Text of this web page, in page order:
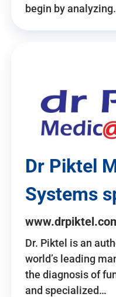
begin by
Dr Piktel
Systems
Dr. Piktel is an
world’s leading
the diagnosis of
and specialized…